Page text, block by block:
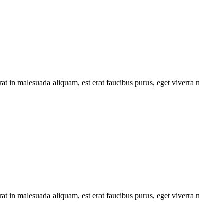
in malesuada aliquam, est erat faucibus purus, eget
in malesuada aliquam, est erat faucibus purus, eget